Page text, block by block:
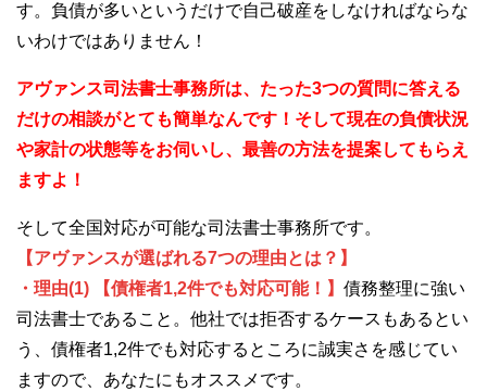
す。負債が多いというだけで自己破産をしなければならな
いわけではありません！
アヴァンス司法書士事務所は、 たった3つの質問に答える
だけの相談がとても簡単なんです！そして現在の負債状況
や家計の状態等をお伺いし、最善の方法を提案してもらえ
ますよ！
そして全国対応が可能な司法書士事務所です。
【アヴァンスが選ばれる7つの理由とは？】
・理由(1) 【債権者1,2件でも対応可能！】 債務整理に強い
司法書士であること。他社では拒否するケースもあるとい
う、債権者1,2件でも対応するところに誠実さを感じてい
ますので、あなたにもオススメです。